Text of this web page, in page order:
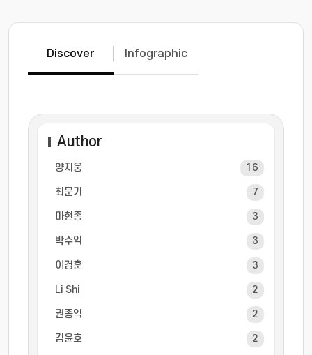
Discover Infographic
Author
양지웅 16
최문기 7
마현종 3
박수익 3
이경훈 3
Li Shi 2
권종익 2
김윤호 2